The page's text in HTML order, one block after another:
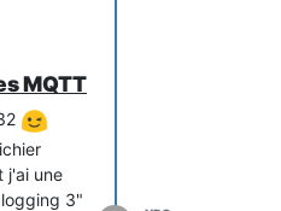
mais
MQTT
j'ai une
3"